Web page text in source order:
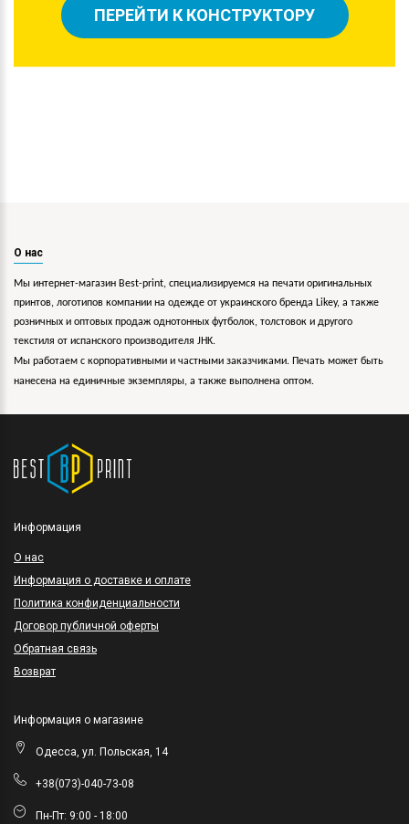
ПЕРЕЙТИ К КОНСТРУКТОРУ
О нас
Мы интернет-магазин Best-print, специализируемся на печати оригинальных
принтов, логотипов компании на одежде от украинского бренда Likey, а также
розничных и оптовых продаж однотонных футболок, толстовок и другого
текстиля от испанского производителя JHK.
Мы работаем с корпоративными и частными заказчиками. Печать может быть
нанесена на единичные экземпляры, а также выполнена оптом.
Информация
O нас
Информация о доставке и оплате
Политика конфиденциальности
Договор публичной оферты
Обратная связь
Возврат
Информация о магазине
Одесса, ул. Польская, 14
+38(073)-040-73-08
Пн-Пт: 9:00 - 18:00